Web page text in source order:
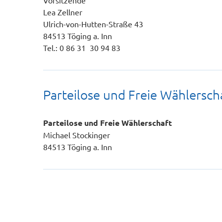
Lea Zellner
Ulrich-von-Hutten-Straße 43
84513 Töging a. Inn
Tel.: 0 86 31 30 94 83
Parteilose und Freie
Parteilose und Freie Wählerschaft
Michael Stockinger
84513 Töging a. Inn